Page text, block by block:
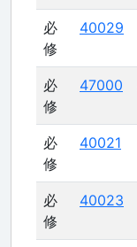
必
修
40029
必
修
47000
必
修
40021
必
修
40023